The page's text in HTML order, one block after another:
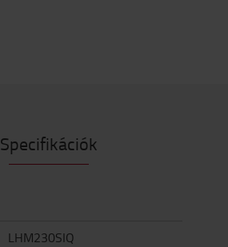
Specifikációk
LHM230SIQ